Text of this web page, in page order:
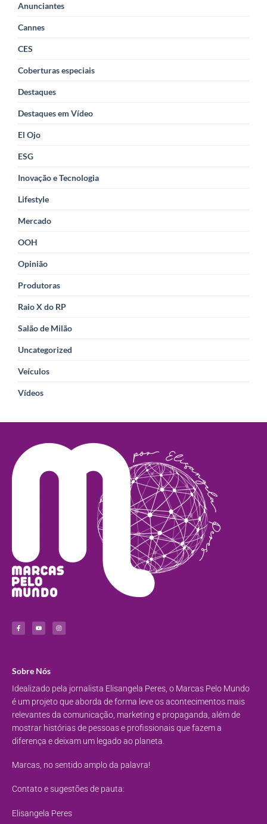
Anunciantes
Cannes
CES
Coberturas especiais
Destaques
Destaques em Vídeo
El Ojo
ESG
Inovação e Tecnologia
Lifestyle
Mercado
OOH
Opinião
Produtoras
Raio X do RP
Salão de Milão
Uncategorized
Veículos
Vídeos
Sobre Nós
Idealizado pela jornalista Elisangela Peres, o Marcas Pelo Mundo
é um projeto que aborda de forma leve os acontecimentos mais
relevantes da comunicação, marketing e propaganda, além de
mostrar histórias de pessoas e profissionais que fazem a
diferença e deixam um legado ao planeta.
Marcas, no sentido amplo da palavra!
Contato e sugestões de pauta:
Elisangela Peres